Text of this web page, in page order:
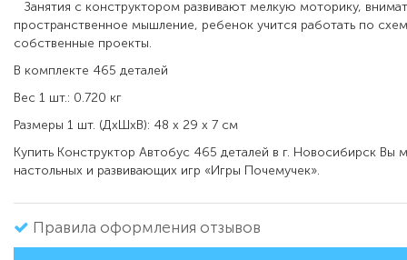
Занятия с конструктором развивают мелкую моторику,
пространственное мышление, ребенок учится работать по
собственные проекты.
В комплекте 465 деталей
Вес 1 шт.: 0.720 кг
Размеры 1 шт. (ДxШxВ): 48 x 29 x 7 см
Купить Конструктор Автобус 465 деталей в г. Новосибирск Вы
настольных и развивающих игр «Игры Почемучек».
Правила оформления отзывов